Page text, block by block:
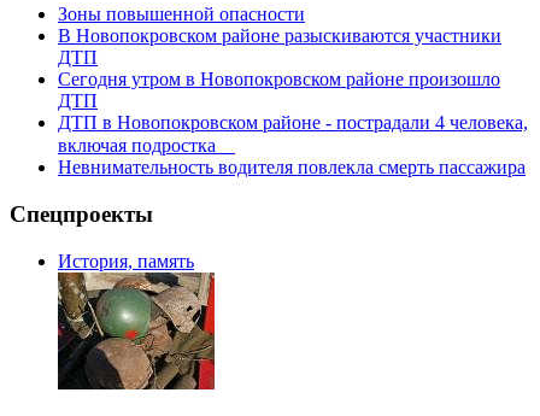
Зоны повышенной опасности
В Новопокровском районе разыскиваются участники
ДТП
Сегодня утром в Новопокровском районе произошло
ДТП
ДТП в Новопокровском районе - пострадали 4 человека,
включая подростка ⠀
Невнимательность водителя повлекла смерть пассажира
Спецпроекты
История, память